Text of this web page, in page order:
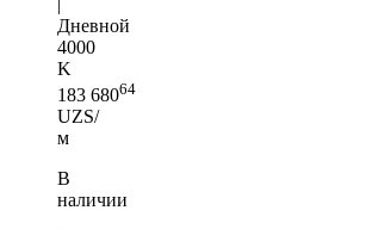
Дневной
4000
K
183 68064
UZS/
м
В
наличии